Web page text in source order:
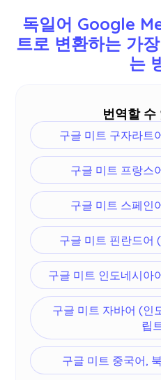
어, 우르두어, 터키어, 노
어, 러시아어, 필리핀어, 스
개 언어를 지원합니다.더.
독일어 Google
트로 변환하는 가
는
번역할 수
구글 미트 구자라트
구글 미트 프랑스
구글 미트 스페인
구글 미트 핀란드어
구글 미트 인도네시아
구글 미트 자바어 (인
립트
구글 미트 중국어,